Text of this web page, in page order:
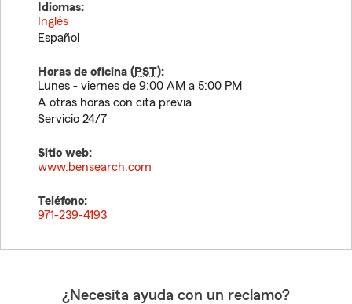
Idiomas:
Inglés
Español
Horas de oficina (PST):
Lunes - viernes de 9:00 AM a 5:00 PM
A otras horas con cita previa
Servicio 24/7
Sitio web:
www.bensearch.com
Teléfono:
971-239-4193
¿Necesita ayuda con un reclamo?